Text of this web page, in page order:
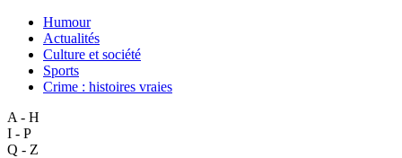
Humour
Actualités
Culture et société
Sports
Crime : histoires vraies
A - H
I - P
Q - Z